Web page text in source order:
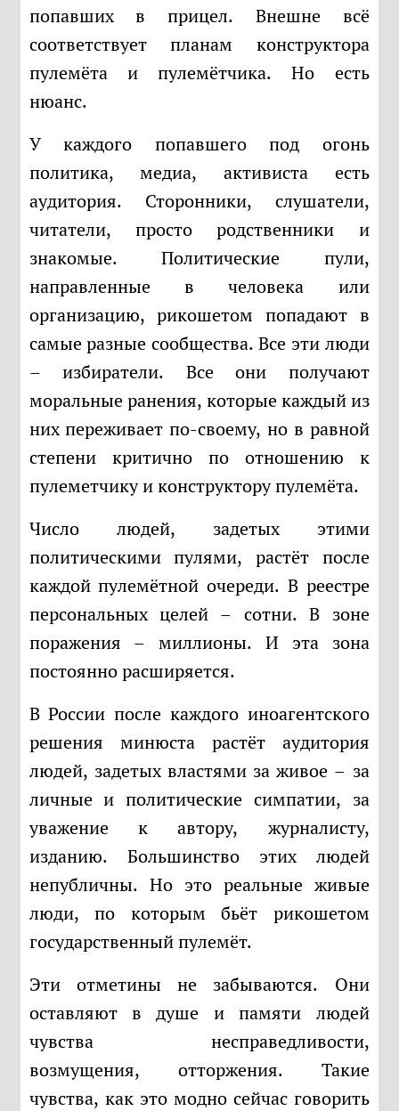
попавших в прицел. Внешне всё
соответствует планам конструктора
пулемёта и пулемётчика. Но есть
нюанс.
У каждого попавшего под огонь
политика, медиа, активиста есть
аудитория. Сторонники, слушатели,
читатели, просто родственники и
знакомые. Политические пули,
направленные в человека или
организацию, рикошетом попадают в
самые разные сообщества. Все эти люди
– избиратели. Все они получают
моральные ранения, которые каждый из
них переживает по-своему, но в равной
степени критично по отношению к
пулеметчику и конструктору пулемёта.
Число людей, задетых этими
политическими пулями, растёт после
каждой пулемётной очереди. В реестре
персональных целей – сотни. В зоне
поражения – миллионы. И эта зона
постоянно расширяется.
В России после каждого иноагентского
решения минюста растёт аудитория
людей, задетых властями за живое – за
личные и политические симпатии, за
уважение к автору, журналисту,
изданию. Большинство этих людей
непубличны. Но это реальные живые
люди, по которым бьёт рикошетом
государственный пулемёт.
Эти отметины не забываются. Они
оставляют в душе и памяти людей
чувства несправедливости,
возмущения, отторжения. Такие
чувства, как это модно сейчас говорить